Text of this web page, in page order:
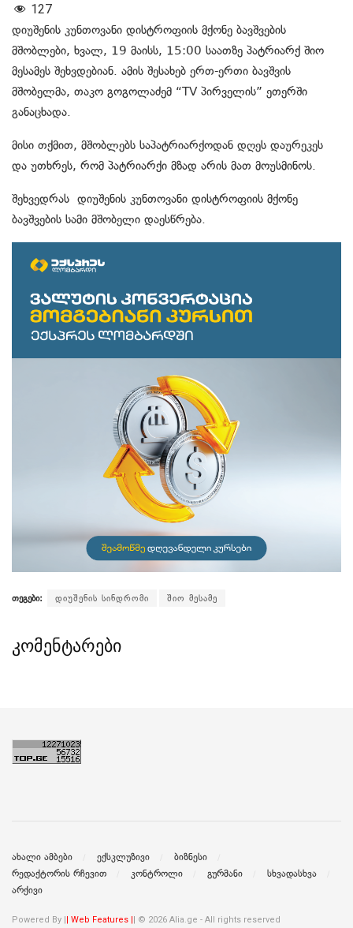
127
დიუშენის კუნთოვანი დისტროფიის მქონე ბავშვების
მშობლები, ხვალ, 19 მაისს, 15:00 საათზე პატრიარქ შიო
მესამეს შეხვდებიან. ამის შესახებ ერთ-ერთი ბავშვის
მშობელმა, თაკო გოგოლაძემ “TV პირველის” ეთერში
განაცხადა.
მისი თქმით, მშობლებს საპატრიარქოდან დღეს დაურეკეს
და უთხრეს, რომ პატრიარქი მზად არის მათ მოუსმინოს.
​შეხვედრას დიუშენის კუნთოვანი დისტროფიის მქონე
ბავშვების სამი მშობელი დაესწრება.
თეგები: დიუშენის სინდრომი შიო მესამე
კომენტარები
ახალი ამბები ექსკლუზივი
ბიზნესი
რედაქტორის რჩევით
კონტროლი გურმანი
სხვადასხვა
არქივი
Powered By | | Web Features | | © 2026 Alia.ge - All rights reserved